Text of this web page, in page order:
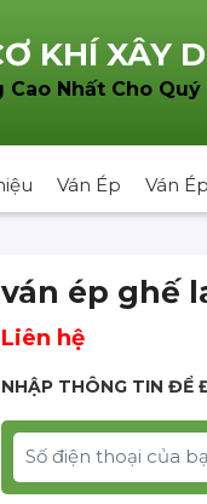
KHÍ XÂY
Cao Nhất Cho Quý
Ván Ép Ván
ván ép ghế
Liên hệ
NHẬP THÔNG TIN ĐỂ